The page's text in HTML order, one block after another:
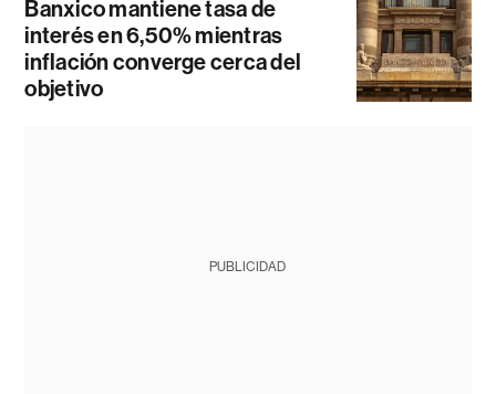
Banxico mantiene tasa de
interés en 6,50% mientras
inflación converge cerca del
objetivo
PUBLICIDAD